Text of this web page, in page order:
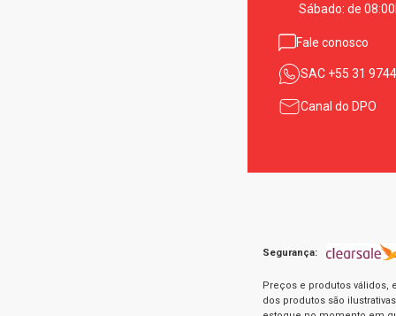
Sábado: de
Fale conosco
SAC +55 31
Canal do DPO
Segurança:
Preços e produtos válidos,
dos produtos são